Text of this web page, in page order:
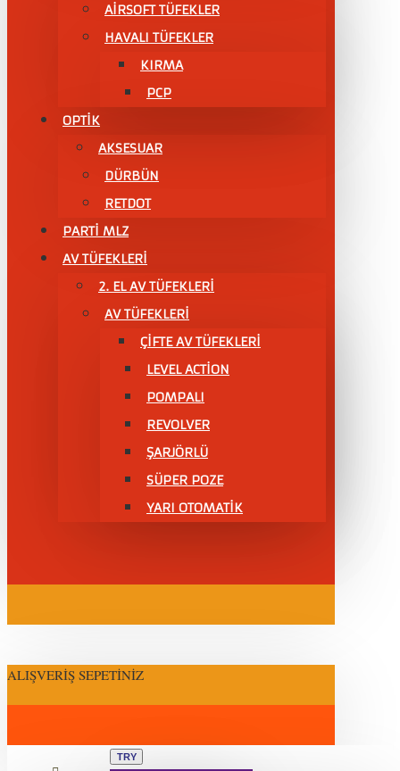
AİRSOFT TÜFEKLER
HAVALI TÜFEKLER
KIRMA
PCP
OPTİK
AKSESUAR
DÜRBÜN
RETDOT
PARTİ MLZ
AV TÜFEKLERİ
2. EL AV TÜFEKLERİ
AV TÜFEKLERI
ÇIFTE AV TÜFEKLERI
LEVEL ACTİON
POMPALI
REVOLVER
ŞARJÖRLÜ
SÜPER POZE
YARI OTOMATİK
ALIŞVERIŞ SEPETINIZ
TRY